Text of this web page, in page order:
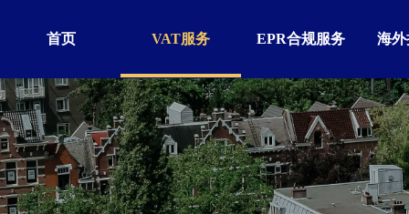
首页 VAT服务 EPR合规服务 海